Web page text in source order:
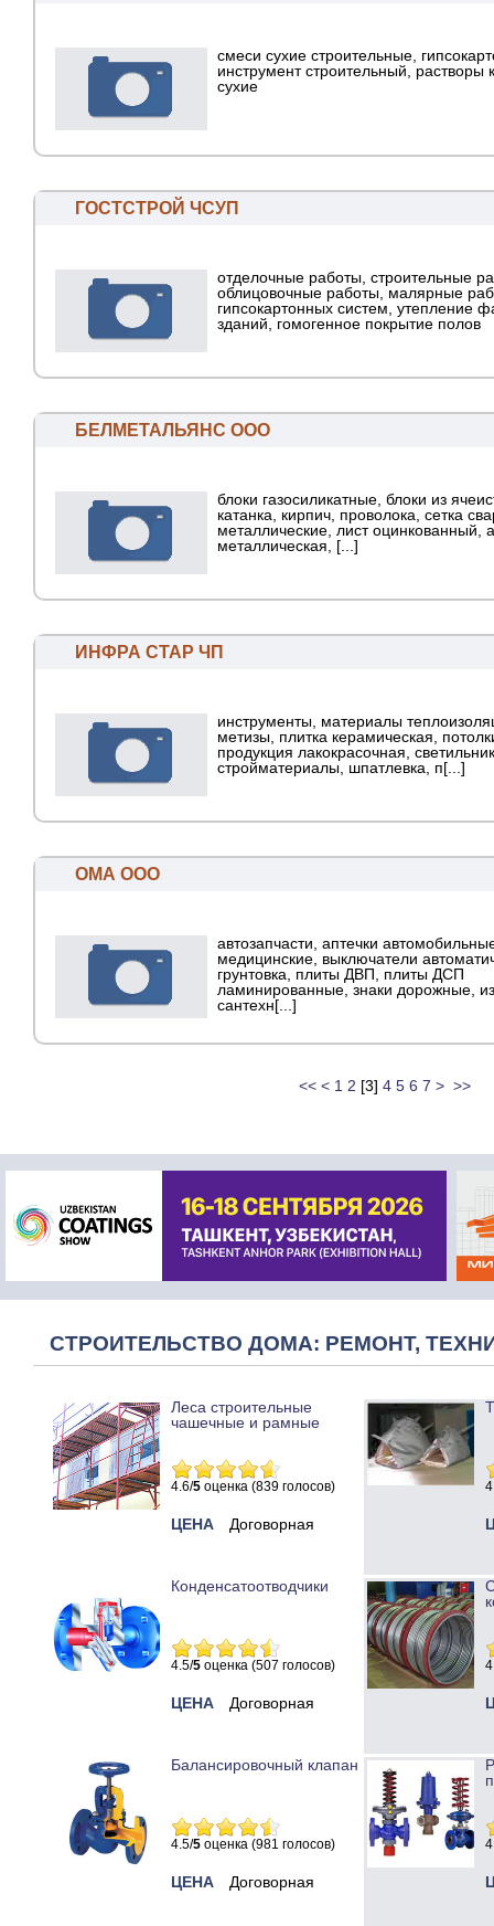
смеси сухие строительные,
инструмент строительный, растворы
сухие
ГОСТСТРОЙ ЧСУП
отделочные работы, строительные
облицовочные работы, малярные
гипсокартонных систем, утепление
зданий, гомогенное покрытие полов
БЕЛМЕТАЛЬЯНС ООО
блоки газосиликатные, блоки из
катанка, кирпич, проволока, сетка
металлические, лист оцинкованный,
металлическая, [...]
ИНФРА СТАР ЧП
инструменты, материалы
метизы, плитка керамическая,
продукция лакокрасочная,
стройматериалы, шпатлевка, п[...]
ОМА ООО
автозапчасти, аптечки
медицинские, выключатели
грунтовка, плиты ДВП, плиты ДСП
ламинированные, знаки дорожные,
сантехн[...]
<< < 1 2 [3] 4 5 6 7 > >>
СТРОИТЕЛЬСТВО ДОМА: РЕМОНТ,
Леса строительные
чашечные и рамные
4.6/5 оценка (839 голосов)
ЦЕНА Договорная
Конденсатоотводчики
4.5/5 оценка (507 голосов)
ЦЕНА Договорная
Балансировочный клапан
4.5/5 оценка (981 голосов)
ЦЕНА Договорная